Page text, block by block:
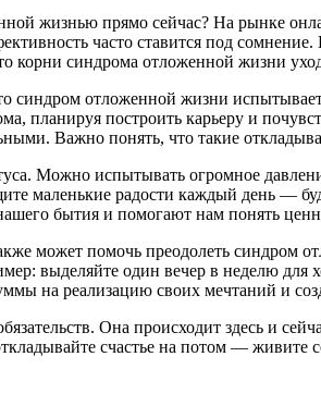
жизнью прямо сейчас? На рынке
часто ставится под
корни синдрома отложенной жизни
синдром отложенной жизни
планируя построить карьеру и
Важно понять, что такие
Можно испытывать огромное
маленькие радости каждый день —
бытия и помогают нам понять
может помочь преодолеть синдром
выделяйте один вечер в неделю для
на реализацию своих мечтаний и
Она происходит здесь и
счастье на потом — живите